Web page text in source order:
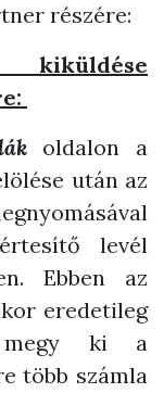
részére:
oldalon a
után az
levél
Ebben az
eredetileg
megy ki a
több számla